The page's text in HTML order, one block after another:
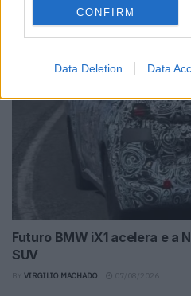
CONFIRM
Data Deletion Data
VIRGILIO MACHADO 07/08/2026
Futuro BMW iX1 acelera e a
SUV
VIRGILIO MACHADO